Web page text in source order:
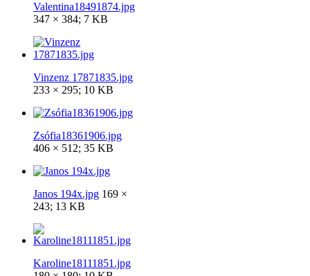
Valentina18491874.jpg
347 × 384; 7 KB
Vinzenz 17871835.jpg
233 × 295; 10 KB
Zsófia18361906.jpg
406 × 512; 35 KB
Janos 194x.jpg 169 ×
243; 13 KB
Karoline18111851.jpg